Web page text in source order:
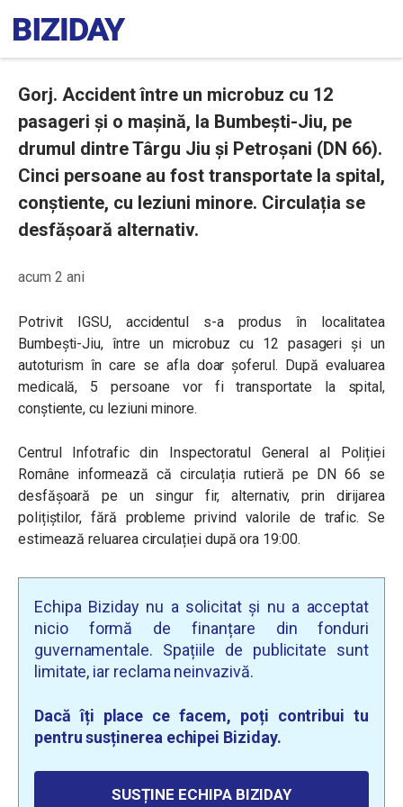
Gorj. Accident între un microbuz cu 12
pasageri și o mașină, la Bumbești-Jiu, pe
drumul dintre Târgu Jiu și Petroșani (DN 66).
Cinci persoane au fost transportate la spital,
conștiente, cu leziuni minore. Circulația se
desfășoară alternativ.
acum 2 ani
Potrivit IGSU, accidentul s-a produs în localitatea
Bumbești-Jiu, între un microbuz cu 12 pasageri și un
autoturism în care se afla doar șoferul. După evaluarea
medicală, 5 persoane vor fi transportate la spital,
conștiente, cu leziuni minore.
Centrul Infotrafic din Inspectoratul General al Poliției
Române informează că circulația rutieră pe DN 66 se
desfășoară pe un singur fir, alternativ, prin dirijarea
polițiștilor, fără probleme privind valorile de trafic. Se
estimează reluarea circulației după ora 19:00.
Echipa Biziday nu a solicitat și nu a acceptat
nicio formă de finanțare din fonduri
guvernamentale. Spațiile de publicitate sunt
limitate, iar reclama neinvazivă.
Dacă îți place ce facem, poți contribui tu
pentru susținerea echipei Biziday.
SUSȚINE ECHIPA BIZIDAY